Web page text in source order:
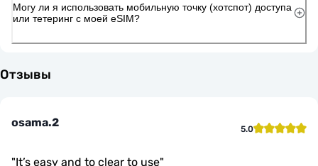
Могу ли я использовать мобильную точку (хотспот) доступа
или тетеринг с моей eSIM?
Отзывы
osama.2 5.0
"It’s easy and to clear to use"